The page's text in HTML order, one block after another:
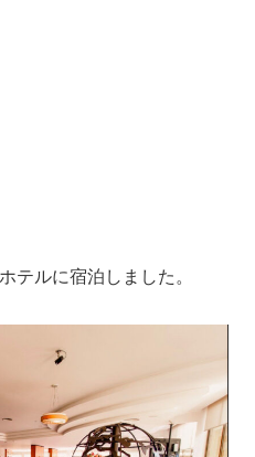
テルに宿泊しました。